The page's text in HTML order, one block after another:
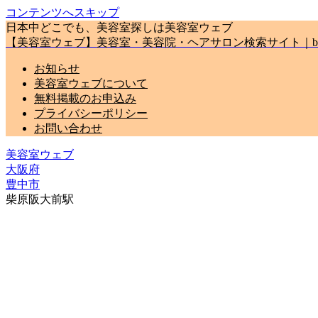
コンテンツへスキップ
日本中どこでも、美容室探しは美容室ウェブ
【美容室ウェブ】美容室・美容院・ヘアサロン検索サイト｜
お知らせ
美容室ウェブについて
無料掲載のお申込み
プライバシーポリシー
お問い合わせ
美容室ウェブ
大阪府
豊中市
柴原阪大前駅